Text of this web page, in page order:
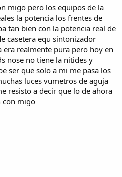
migo pero los equipos de la
la potencia los frentes de
tan bien con la potencia real de
casetera equ sintonizador
era realmente pura pero hoy en
nose no tiene la nitides y
ser que solo a mi me pasa los
luces vumetros de aguja
resisto a decir que lo de ahora
con migo